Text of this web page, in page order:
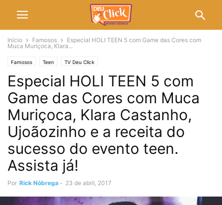
Início Famosos
Especial HOLI TEEN 5 com Game das Cores com
Muca Muriçoca, Klara...
Famosos Teen TV Deu Click
Especial HOLI TEEN 5 com
Game das Cores com Muca
Muriçoca, Klara Castanho,
Ujoãozinho e a receita do
sucesso do evento teen.
Assista já!
Por Rick Nóbrega - 23 de abril, 2017